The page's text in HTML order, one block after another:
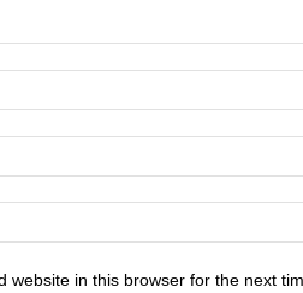
website in this browser for the next